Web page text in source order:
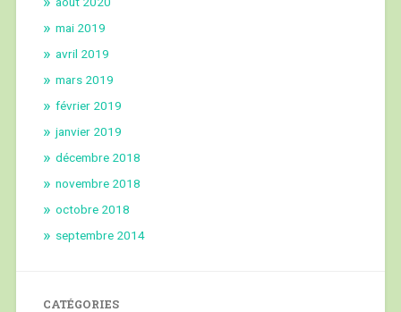
mai 2019
avril 2019
mars 2019
février 2019
janvier 2019
décembre 2018
novembre 2018
octobre 2018
septembre 2014
CATÉGORIES